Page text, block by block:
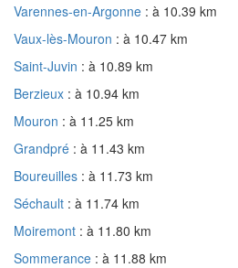
Varennes-en-Argonne : à 10.39 km
Vaux-lès-Mouron : à 10.47 km
Saint-Juvin : à 10.89 km
Berzieux : à 10.94 km
Mouron : à 11.25 km
Grandpré : à 11.43 km
Boureuilles : à 11.73 km
Séchault : à 11.74 km
Moiremont : à 11.80 km
Sommerance : à 11.88 km